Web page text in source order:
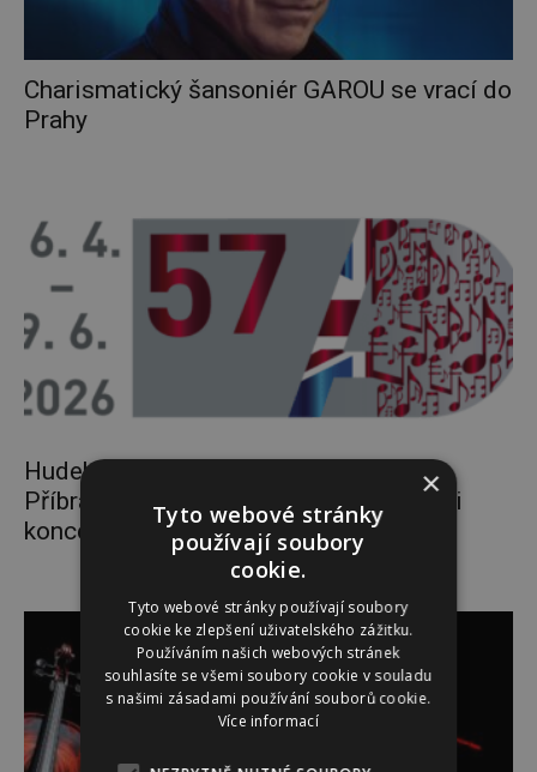
Charismatický šansoniér GAROU se vrací do
Prahy
Hudebního festivalu Antonína Dvořáka
Příbram míří do finále třemi červnovými
koncerty
×
Tyto webové stránky
používají soubory
cookie.
Tyto webové stránky používají soubory
cookie ke zlepšení uživatelského zážitku.
Používáním našich webových stránek
souhlasíte se všemi soubory cookie v souladu
s našimi zásadami používání souborů cookie.
Více informací